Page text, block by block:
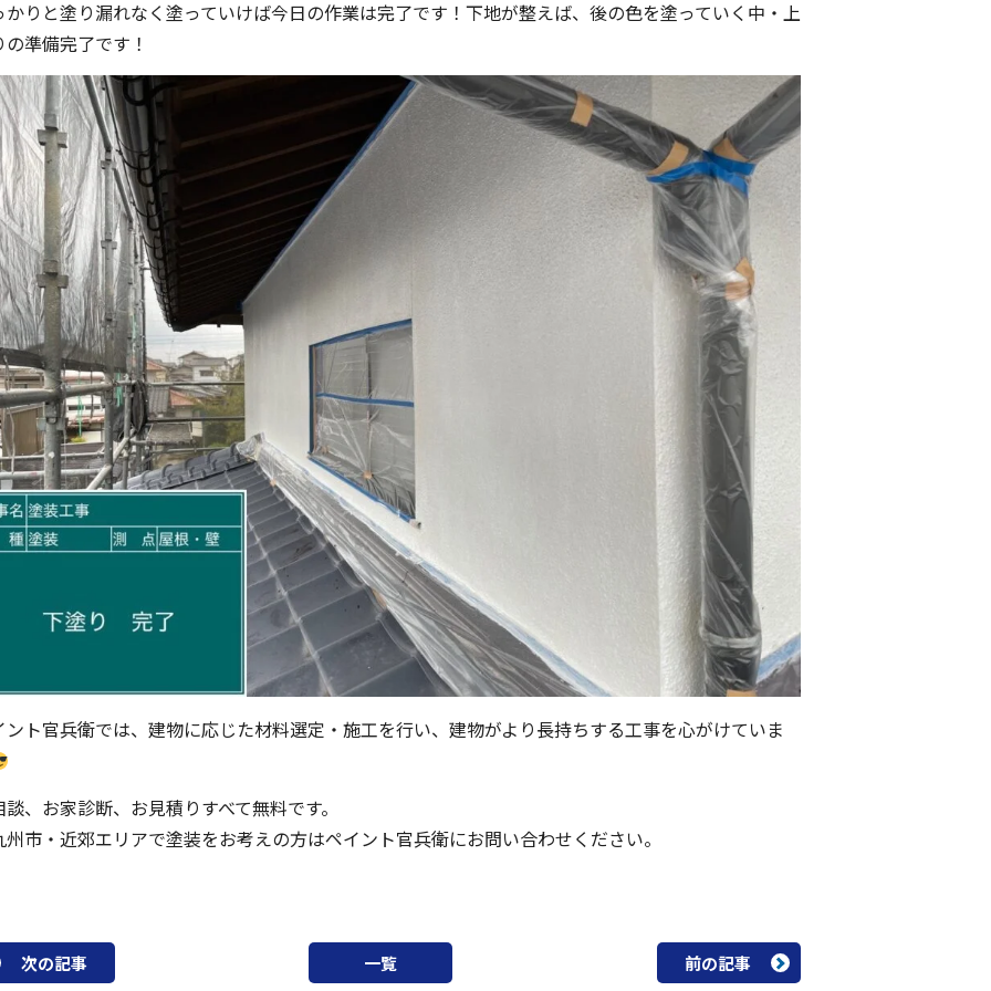
かりと塗り漏れなく塗っていけば今日の作業は完了です！下地が整えば、後の色を塗っていく中・上
の準備完了です！
ント官兵衛では、建物に応じた材料選定・施工を行い、建物がより長持ちする工事を心がけていま
談、お家診断、お見積りすべて無料です。
州市・近郊エリアで塗装をお考えの方はペイント官兵衛にお問い合わせください。
次の記事 一覧 前の記事